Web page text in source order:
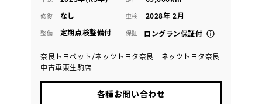
修復 なし 車検 2028年 2月
整備 定期点検整備付 保証 ロングラン保証付
奈良トヨペット/ネッツトヨタ奈良 ネッツトヨタ奈良
中古車東生駒店
各種お問い合わせ